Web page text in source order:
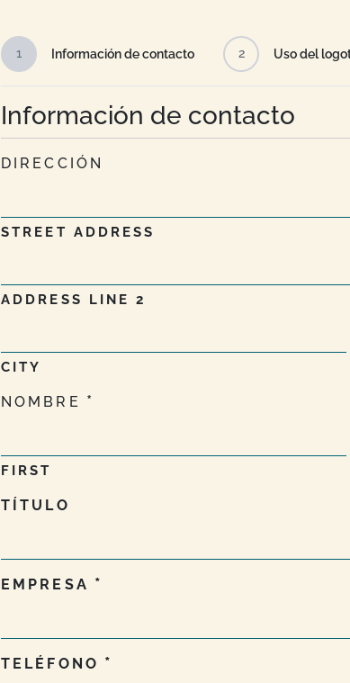
1 Información de contacto 2 Uso del
Información de contacto
DIRECCIÓN
STREET ADDRESS
ADDRESS LINE 2
CITY
NOMBRE
FIRST
TÍTULO
EMPRESA
TELÉFONO